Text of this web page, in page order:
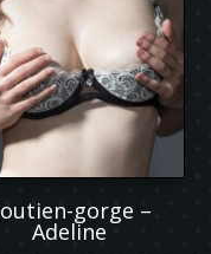
gorge –
Adeline